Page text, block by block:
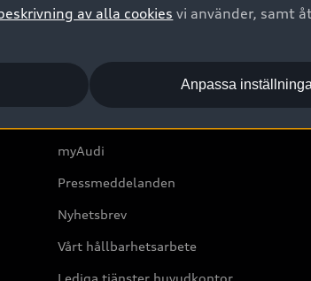
Om Audi Sverige
Boka Service online
myAudi
Pressmeddelanden
Nyhetsbrev
Vårt hållbarhetsarbete
Lediga tjänster huvudkontor
av alla cookies vi använder, samt
Anpassa